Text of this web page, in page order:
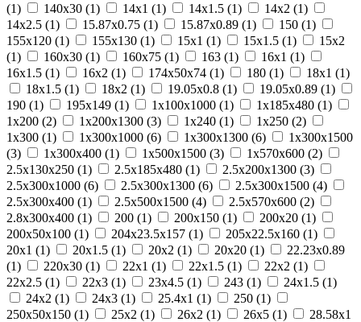
(1) 140х30 (1) 14х1 (1) 14х1.5 (1) 14х2 (1)
14х2.5 (1) 15.87х0.75 (1) 15.87х0.89 (1) 150 (1)
155х120 (1) 155х130 (1) 15х1 (1) 15х1.5 (1)
15х2
(1) 160х30 (1) 160х75 (1) 163 (1) 16х1 (1)
16х1.5 (1) 16х2 (1) 174х50х74 (1) 180 (1) 18х1 (1)
18х1.5 (1) 18х2 (1) 19.05х0.8 (1) 19.05х0.89 (1)
190 (1) 195х149 (1) 1х100х1000 (1) 1х185х480 (1)
1х200 (2) 1х200х1300 (3) 1х240 (1) 1х250 (2)
1х300 (1) 1х300х1000 (6) 1х300х1300 (6)
1х300х1500
(3) 1х300х400 (1) 1х500х1500 (3) 1х570х600 (2)
2.5х130х250 (1) 2.5х185х480 (1) 2.5х200х1300 (3)
2.5х300х1000 (6) 2.5х300х1300 (6) 2.5х300х1500 (4)
2.5х300х400 (1) 2.5х500х1500 (4) 2.5х570х600 (2)
2.8х300х400 (1) 200 (1) 200х150 (1) 200х20 (1)
200х50х100 (1) 204х23.5х157 (1) 205х22.5х160 (1)
20х1 (1) 20х1.5 (1) 20х2 (1) 20х20 (1)
22.23х0.89
(1) 220х30 (1) 22х1 (1) 22х1.5 (1) 22х2 (1)
22х2.5 (1) 22х3 (1) 23х4.5 (1) 243 (1) 24х1.5 (1)
24х2 (1) 24х3 (1) 25.4х1 (1) 250 (1)
250х50х150 (1) 25х2 (1) 26х2 (1) 26х5 (1)
28.58х1